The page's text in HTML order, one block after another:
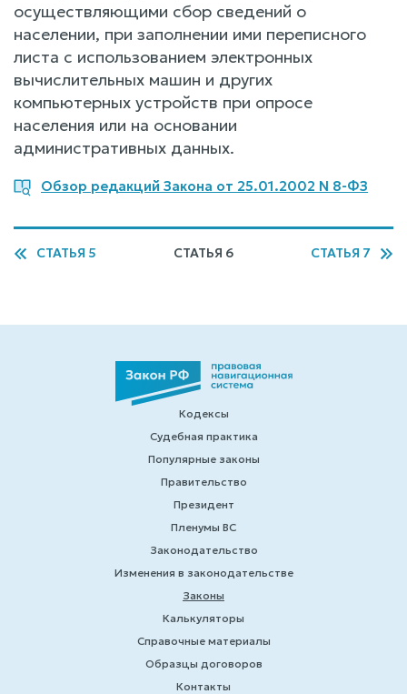
осуществляющими сбор сведений о
населении, при заполнении ими переписного
листа с использованием электронных
вычислительных машин и других
компьютерных устройств при опросе
населения или на основании
административных данных.
Обзор редакций Закона от 25.01.2002 N 8-ФЗ
СТАТЬЯ 5 СТАТЬЯ 6 СТАТЬЯ 7
Кодексы
Судебная практика
Популярные законы
Правительство
Президент
Пленумы ВС
Законодательство
Изменения в законодательстве
Законы
Калькуляторы
Справочные материалы
Образцы договоров
Контакты